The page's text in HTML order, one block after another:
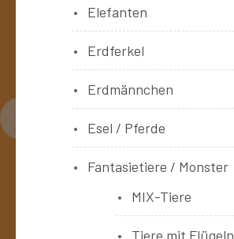
Elefanten
Erdferkel
Erdmännchen
Esel / Pferde
Fantasietiere / Monster
MIX-Tiere
Tiere mit Flügeln